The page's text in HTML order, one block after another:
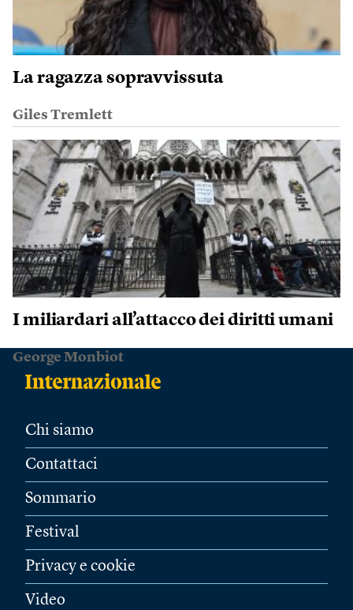
La ragazza sopravvissuta
Giles Tremlett
I miliardari all’attacco dei diritti umani
George Monbiot
Chi siamo
Contattaci
Sommario
Festival
Privacy e cookie
Video